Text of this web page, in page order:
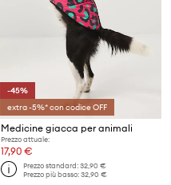
-45%
extra -5%* con codice OFF
Medicine giacca per animali
Prezzo attuale:
17,90 €
Prezzo standard:32,90 €
Prezzo più basso:32,90 €